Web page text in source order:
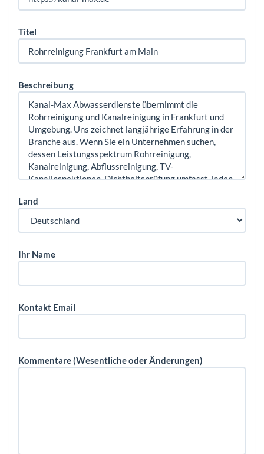
Titel
Beschreibung
Land
Ihr Name
Kontakt Email
Kommentare (Wesentliche oder Änderungen)